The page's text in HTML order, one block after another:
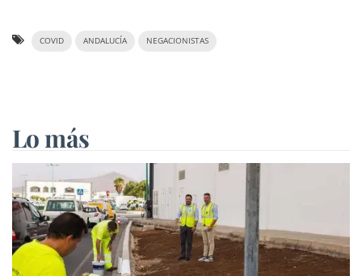
COVID ANDALUCÍA NEGACIONISTAS
Lo más